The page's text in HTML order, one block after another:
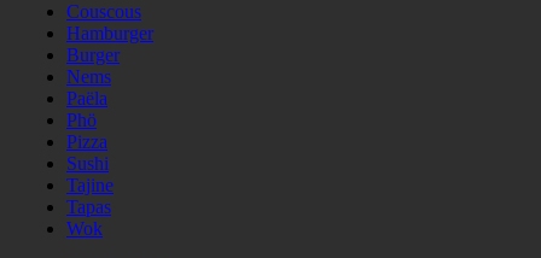
Couscous
Hamburger
Burger
Nems
Paëla
Phö
Pizza
Sushi
Tajine
Tapas
Wok